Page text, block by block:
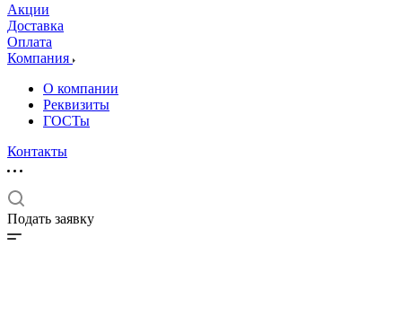
Акции
Доставка
Оплата
Компания
О компании
Реквизиты
ГОСТы
Контакты
Подать заявку